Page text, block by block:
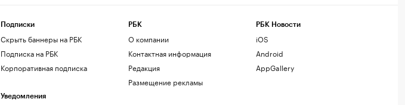
Подписки
Скрыть баннеры на РБК
Подписка на РБК
Корпоративная подписка
Уведомления
РБК
О компании
Контактная информация
Редакция
Размещение рекламы
РБК Новости
iOS
Android
AppGallery